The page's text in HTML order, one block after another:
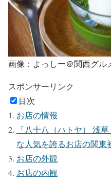
画像：よっしー＠関西グル
スポンサーリンク
目次
お店の情報
「八十八（ハトヤ） 浅
な人気を誇るお店の関東
お店の外観
お店の内観